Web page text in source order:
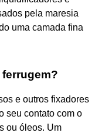
pela maresia
uma camada fina
e outros fixadores
seu contato com o
ou óleos. Um